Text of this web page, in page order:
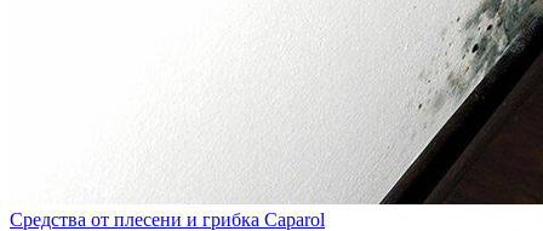
Средства от плесени и грибка Caparol